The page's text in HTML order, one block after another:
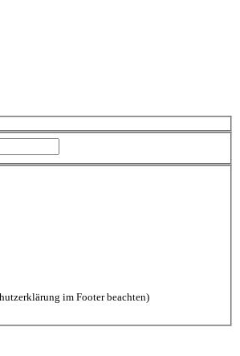
jederzeit wieder löschen lassen (Datenschutzerklärung im Footer beachten)